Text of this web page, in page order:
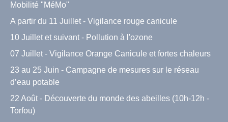
Mobilité "MéMo"
A partir du 11 Juillet - Vigilance rouge canicule
10 Juillet et suivant - Pollution à l'ozone
07 Juillet - Vigilance Orange Canicule et fortes chaleurs
23 au 25 Juin - Campagne de mesures sur le réseau
d’eau potable
22 Août - Découverte du monde des abeilles (10h-12h -
Torfou)